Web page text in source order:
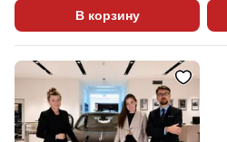
В корзину